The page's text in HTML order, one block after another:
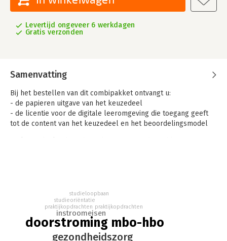
Levertijd ongeveer 6 werkdagen
Gratis verzonden
Samenvatting
Bij het bestellen van dit combipakket ontvangt u:
- de papieren uitgave van het keuzedeel
- de licentie voor de digitale leeromgeving die toegang geeft
tot de content van het keuzedeel en het beoordelingsmodel
keuzedeel ontwikkeld.
Als een student wil doorstromen naar een hbo-opleiding
gezondheidszorg is het belangrijk dat onder andere de
instroomeisen van de betreffende hbo-opleiding
gezondheidszorg in kaart worden gebracht. Deze eisen ten
doorstroming mbo-hbo
gezondheidszorg
instroomeisen
praktijkopdrachten
studieoriëntatie
studieloopbaan
praktijkopdrachten